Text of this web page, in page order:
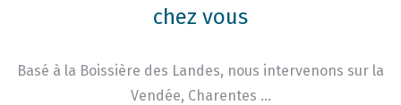
chez vous
Basé à la Boissière des Landes, nous intervenons sur la
Vendée, Charentes …